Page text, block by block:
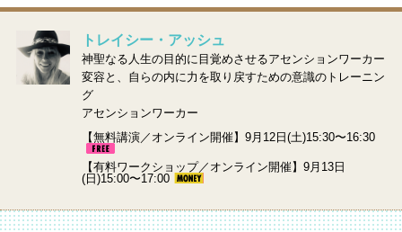
トレイシー・アッシュ
神聖なる人生の目的に目覚めさせるアセンションワーカー
変容と、自らの内に力を取り戻すための意識のトレーニン
グ
アセンションワーカー
【無料講演／オンライン開催】9月12日(土)15:30〜16:30
【有料ワークショップ／オンライン開催】9月13日
(日)15:00〜17:00